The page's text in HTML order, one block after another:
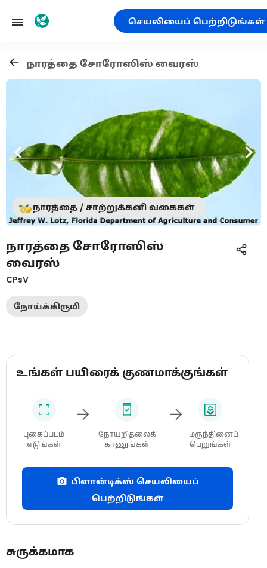
செயலியைப் பெற்றிடுங்கள்
நாரத்தை சோரோஸிஸ் வைரஸ்
நாரத்தை / சாற்றுக்கனி வகைகள்
நாரத்தை சோரோஸிஸ்
வைரஸ்
CPsV
நோய்க்கிருமி
உங்கள் பயிரைக் குணமாக்குங்கள்
புகைப்படம்
எடுங்கள்
நோயறிதலைக்
காணுங்கள்
மருந்தினைப்
பெறுங்கள்
பிளான்டிக்ஸ் செயலியைப்
பெற்றிடுங்கள்
சுருக்கமாக